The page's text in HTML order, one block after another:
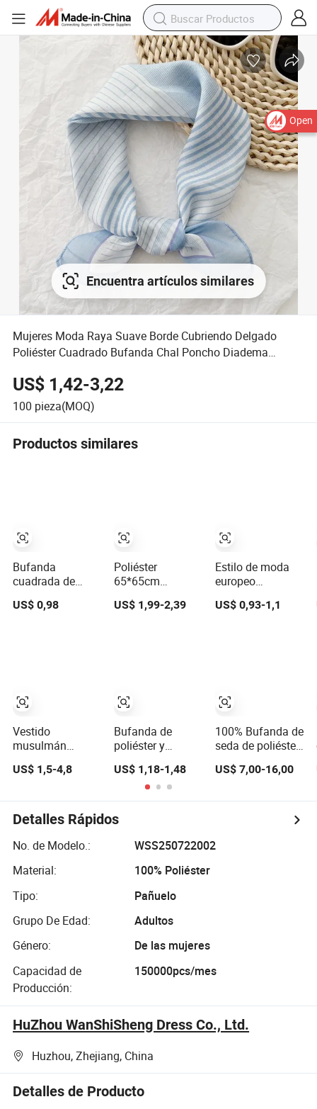
Open
Encuentra artículos similares
Mujeres Moda Raya Suave Borde Cubriendo Delgado
Poliéster Cuadrado Bufanda Chal Poncho Diadema
US$ 1,42-3,22
100 pieza(MOQ)
Productos similares
Bufanda
cuadrada de
poliéster impresa
moderna, ligera y
US$ 0,98
Vestido
musulmán
vendido, chal
Damas fábrica de
Yiwu, bufandas
cuadradas
poliéster pesado
US$ 1,5-4,8
Poliéster
65*65cm
Bufanda Ligera y
Transpirable
US$ 1,99-2,39
Bufanda de
poliéster y
cuadrada de
calidad premium
110cm para
mujeres
US$ 1,18-1,48
Estilo de moda
europeo
americano para
mujeres, diadema
damas
US$ 0,93-1,1
100% Bufanda de
seda de poliéster
digital en twill
US$ 7,00-16,00
Detalles Rápidos
No. de Modelo.:
WSS250722002
Material:
100% Poliéster
Tipo:
Pañuelo
Grupo De Edad:
Adultos
Género:
De las mujeres
Capacidad de
Producción:
150000pcs/mes
HuZhou WanShiSheng Dress Co., Ltd.
Huzhou, Zhejiang, China
Detalles de Producto